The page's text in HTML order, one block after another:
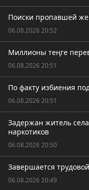
Поиски пропавшей
06.08.2026 20:52
Миллионы теңге
06.08.2026 20:51
По факту избиения
06.08.2026 20:51
Задержан житель
наркотиков
06.08.2026 20:50
Завершается
06.08.2026 20:49